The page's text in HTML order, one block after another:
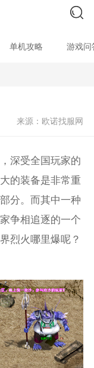
单机攻略 游戏问
来源：欧诺找服网
深受全国玩家的
的装备是非常重
分。而其中一种
争相追逐的一个
烈火哪里爆呢？